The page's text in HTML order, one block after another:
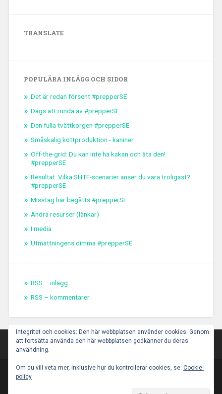
TRANSLATE
POPULÄRA INLÄGG OCH SIDOR
Det är redan försent #prepperSE
Dags att runda av #prepperSE
Den fulla tvättkorgen #prepperSE
Småskalig köttproduktion - kaniner
Off-the-grid: Du kan inte ha kakan och äta den!
#prepperSE
Resultat: Vilka SHTF-scenarier anser du vara troligast?
#prepperSE
Misstag har begåtts #prepperSE
Andra resurser (länkar)
I media
Utmattningens dimma #prepperSE
RSS – inlägg
RSS – kommentarer
PROUDLY POWERED BY WORDPRESS
Integritet och cookies: Den här webbplatsen använder cookies. Genom
att fortsätta använda den här webbplatsen godkänner du deras
användning.
Om du vill veta mer, inklusive hur du kontrollerar cookies, se: Cookie-
policy